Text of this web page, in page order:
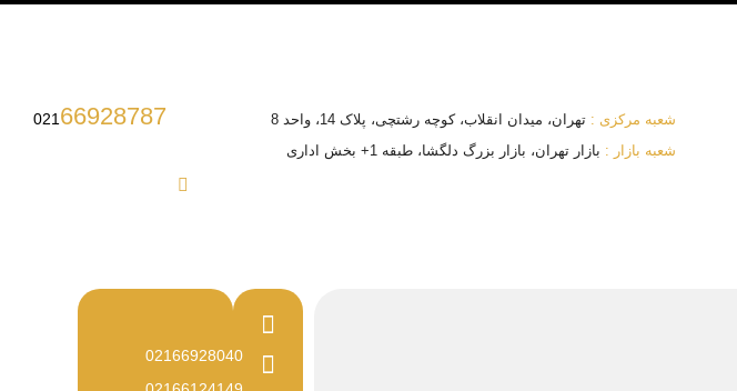
شعبه مرکزی : تهران، میدان انقلاب، کوچه رشتچی، پلاک 14، واحد 8
شعبه بازار : بازار تهران، بازار بزرگ دلگشا، طبقه 1+ بخش اداری
021 66928787
02166928040